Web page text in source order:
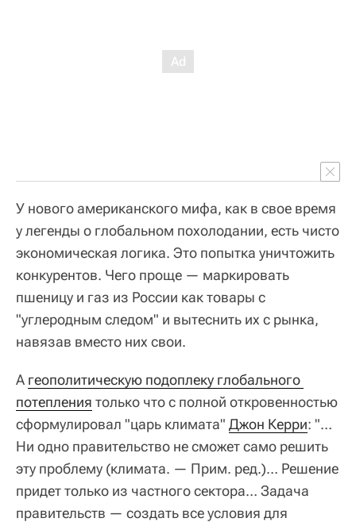
У нового американского мифа, как в свое время
у легенды о глобальном похолодании, есть чисто
экономическая логика. Это попытка уничтожить
конкурентов. Чего проще — маркировать
пшеницу и газ из России как товары с
"углеродным следом" и вытеснить их с рынка,
навязав вместо них свои.
А геополитическую подоплеку глобального
потепления только что с полной откровенностью
сформулировал "царь климата" Джон Керри: "…
Ни одно правительство не сможет само решить
эту проблему (климата. — Прим. ред.)… Решение
придет только из частного сектора… Задача
правительств — создать все условия для